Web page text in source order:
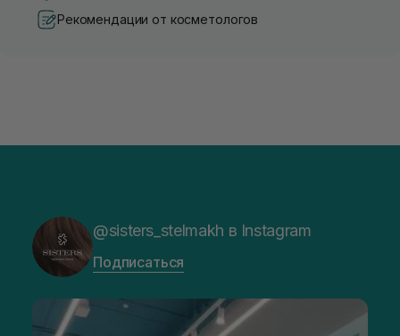
Рекомендации от косметологов
@sisters_stelmakh в Instagram
Подписаться